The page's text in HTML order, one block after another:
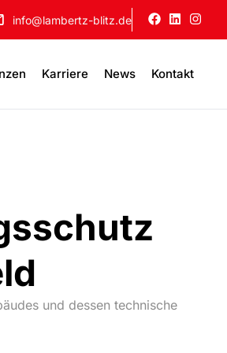
info@lambertz-blitz.de
Karriere News Kontakt
und dessen technische